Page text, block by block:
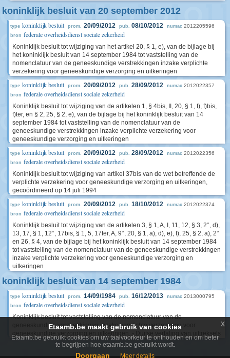
koninklijk besluit van 20 september 2012
type koninklijk besluit prom. 20/09/2012 pub. 08/10/2012 numac 2012205596
bron federale overheidsdienst sociale zekerheid
Koninklijk besluit tot wijziging van het artikel 20, § 1, e), van de bijlage bij
het koninklijk besluit van 14 september 1984 tot vaststelling van de
nomenclatuur van de geneeskundige verstrekkingen inzake verplichte
verzekering voor geneeskundige verzorging en uitkeringen
type koninklijk besluit prom. 20/09/2012 pub. 28/09/2012 numac 2012022357
bron federale overheidsdienst sociale zekerheid
Koninklijk besluit tot wijziging van de artikelen 1, § 4bis, II, 20, § 1, f), f)bis,
f)ter, en § 2, 25, § 2, e), van de bijlage bij het koninklijk besluit van 14
september 1984 tot vaststelling van de nomenclatuur van de
geneeskundige verstrekkingen inzake verplichte verzekering voor
geneeskundige verzorging en uitkeringen
type koninklijk besluit prom. 20/09/2012 pub. 28/09/2012 numac 2012022356
bron federale overheidsdienst sociale zekerheid
Koninklijk besluit tot wijziging van artikel 37bis van de wet betreffende de
verplichte verzekering voor geneeskundige verzorging en uitkeringen,
gecoördineerd op 14 juli 1994
type koninklijk besluit prom. 20/09/2012 pub. 18/10/2012 numac 2012022374
bron federale overheidsdienst sociale zekerheid
Koninklijk besluit tot wijziging van de artikelen 3, § 1, A, I, 11, 12, § 3, 2°, d),
13, 17, § 1, 12°, 17bis, § 1, 5, 17ter, A, 9°, 20, § 1, a), d), e), f), 25, § 2, a), 2°
en 26, § 4, van de bijlage bij het koninklijk besluit van 14 september 1984
tot vaststelling van de nomenclatuur van de geneeskundige verstrekkingen
inzake verplichte verzekering voor geneeskundige verzorging en
uitkeringen
koninklijk besluit van 14 september 1984
type koninklijk besluit prom. 14/09/1984 pub. 16/12/2013 numac 2013000795
bron federale overheidsdienst sociale zekerheid
Koninklijk besluit tot vaststelling van de nomenclatuur van de
geneeskundige verstrekkingen inzake verplichte verzekering voor
geneeskundige verzorging en uitkeringen. - Duitse vertaling van uittreksels
Etaamb.be maakt gebruik van cookies
Etaamb.be gebruikt cookies om uw taalvoorkeur te onthouden en om beter
te begrijpen hoe etaamb.be gebruikt wordt.
Doorgaan Meer details
x